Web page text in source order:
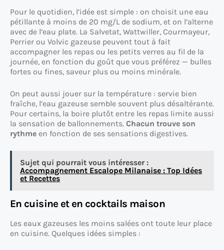
Pour le quotidien, l’idée est simple : on choisit une eau
pétillante à moins de 20 mg/L de sodium, et on l’alterne
avec de l’eau plate. La Salvetat, Wattwiller, Courmayeur,
Perrier ou Volvic gazeuse peuvent tout à fait
accompagner les repas ou les petits verres au fil de la
journée, en fonction du goût que vous préférez — bulles
fortes ou fines, saveur plus ou moins minérale.
On peut aussi jouer sur la température : servie bien
fraîche, l’eau gazeuse semble souvent plus désaltérante.
Pour certains, la boire plutôt entre les repas limite aussi
la sensation de ballonnements. Chacun trouve son
rythme en fonction de ses sensations digestives.
Sujet qui pourrait vous intéresser :
Accompagnement Escalope Milanaise : Top Idées
et Recettes
En cuisine et en cocktails maison
Les eaux gazeuses les moins salées ont toute leur place
en cuisine. Quelques idées simples :